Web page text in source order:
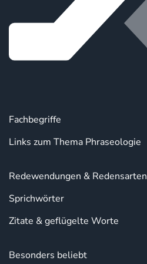
Fachbegriffe
Links zum Thema Phraseologie
Redewendungen & Redensarten
Sprichwörter
Zitate & geflügelte Worte
Besonders beliebt